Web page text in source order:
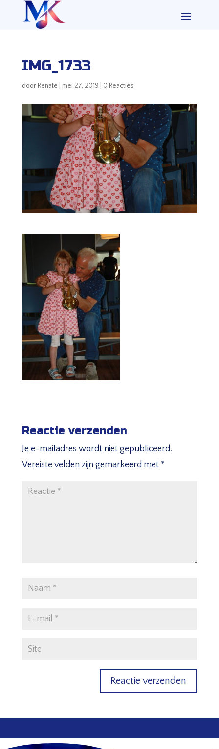
IMG_1733
door Renate mei 27, 2019 0 Reacties
Reactie verzenden
Je e-mailadres wordt niet gepubliceerd.
Vereiste velden zijn gemarkeerd met *